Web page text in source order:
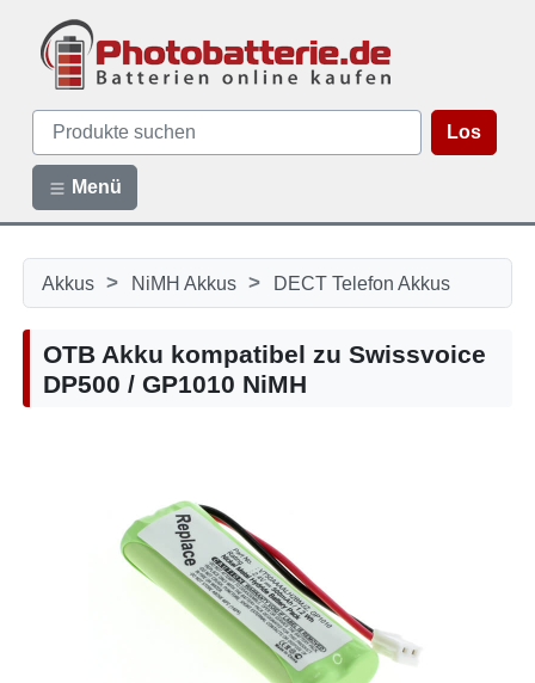
Los
Menü
Akkus > NiMH Akkus > DECT Telefon Akkus
OTB Akku kompatibel zu Swissvoice
DP500 / GP1010 NiMH